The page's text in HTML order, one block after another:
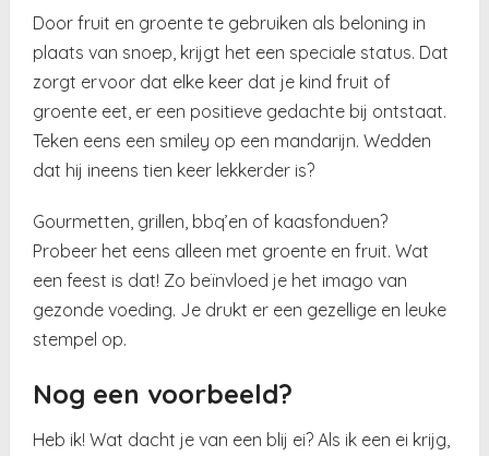
Door fruit en groente te gebruiken als beloning in
plaats van snoep, krijgt het een speciale status. Dat
zorgt ervoor dat elke keer dat je kind fruit of
groente eet, er een positieve gedachte bij ontstaat.
Teken eens een smiley op een mandarijn. Wedden
dat hij ineens tien keer lekkerder is?
Gourmetten, grillen, bbq’en of kaasfonduen?
Probeer het eens alleen met groente en fruit. Wat
een feest is dat! Zo beïnvloed je het imago van
gezonde voeding. Je drukt er een gezellige en leuke
stempel op.
Nog een voorbeeld?
Heb ik! Wat dacht je van een blij ei? Als ik een ei krijg,